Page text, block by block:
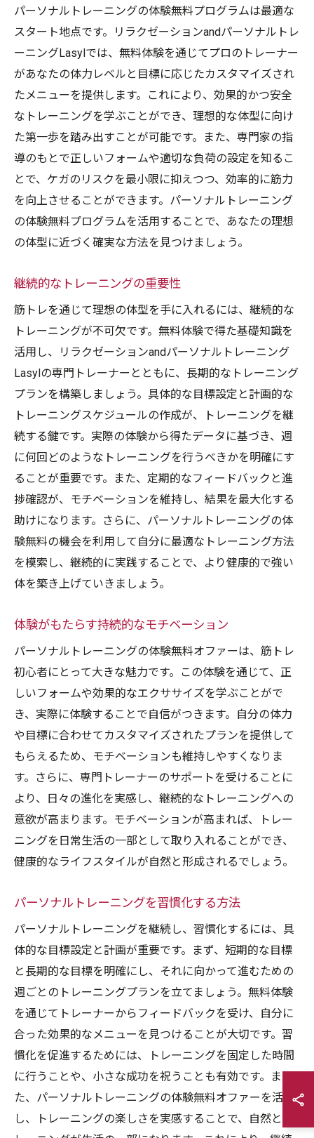
パーソナルトレーニングの体験無料プログラムは最適な
スタート地点です。リラクゼーションandパーソナルトレ
ーニングLasylでは、無料体験を通じてプロのトレーナー
があなたの体力レベルと目標に応じたカスタマイズされ
たメニューを提供します。これにより、効果的かつ安全
なトレーニングを学ぶことができ、理想的な体型に向け
た第一歩を踏み出すことが可能です。また、専門家の指
導のもとで正しいフォームや適切な負荷の設定を知るこ
とで、ケガのリスクを最小限に抑えつつ、効率的に筋力
を向上させることができます。パーソナルトレーニング
の体験無料プログラムを活用することで、あなたの理想
の体型に近づく確実な方法を見つけましょう。
継続的なトレーニングの重要性
筋トレを通じて理想の体型を手に入れるには、継続的な
トレーニングが不可欠です。無料体験で得た基礎知識を
活用し、リラクゼーションandパーソナルトレーニング
Lasylの専門トレーナーとともに、長期的なトレーニング
プランを構築しましょう。具体的な目標設定と計画的な
トレーニングスケジュールの作成が、トレーニングを継
続する鍵です。実際の体験から得たデータに基づき、週
に何回どのようなトレーニングを行うべきかを明確にす
ることが重要です。また、定期的なフィードバックと進
捗確認が、モチベーションを維持し、結果を最大化する
助けになります。さらに、パーソナルトレーニングの体
験無料の機会を利用して自分に最適なトレーニング方法
を模索し、継続的に実践することで、より健康的で強い
体を築き上げていきましょう。
体験がもたらす持続的なモチベーション
パーソナルトレーニングの体験無料オファーは、筋トレ
初心者にとって大きな魅力です。この体験を通じて、正
しいフォームや効果的なエクササイズを学ぶことがで
き、実際に体験することで自信がつきます。自分の体力
や目標に合わせてカスタマイズされたプランを提供して
もらえるため、モチベーションも維持しやすくなりま
す。さらに、専門トレーナーのサポートを受けることに
より、日々の進化を実感し、継続的なトレーニングへの
意欲が高まります。モチベーションが高まれば、トレー
ニングを日常生活の一部として取り入れることができ、
健康的なライフスタイルが自然と形成されるでしょう。
パーソナルトレーニングを習慣化する方法
パーソナルトレーニングを継続し、習慣化するには、具
体的な目標設定と計画が重要です。まず、短期的な目標
と長期的な目標を明確にし、それに向かって進むための
週ごとのトレーニングプランを立てましょう。無料体験
を通じてトレーナーからフィードバックを受け、自分に
合った効果的なメニューを見つけることが大切です。習
慣化を促進するためには、トレーニングを固定した時間
に行うことや、小さな成功を祝うことも有効です。ま
た、パーソナルトレーニングの体験無料オファーを活用
し、トレーニングの楽しさを実感することで、自然とト